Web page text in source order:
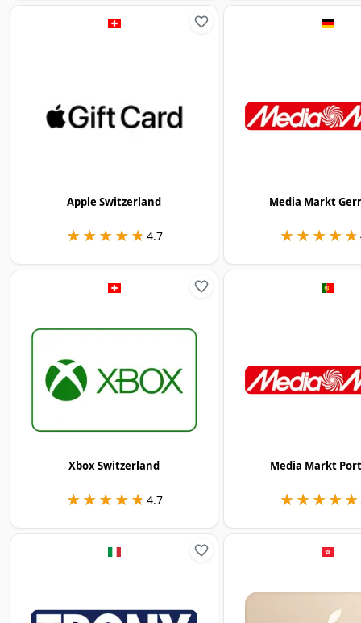
Apple Switzerland
★★★★★
★★★★★ 4.7
Media Markt
★★★★★
★★★★★
Xbox Switzerland
★★★★★
★★★★★ 4.7
Media Markt
★★★★★
★★★★★